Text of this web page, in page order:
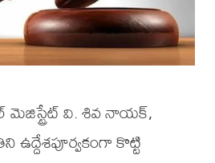
మెజిస్ట్రేట్ వి. శివ నాయక్,
కొట్టి